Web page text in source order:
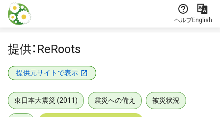
本文に飛ぶ
ヘルプEnglish
提供：ReRoots
提供元サイトで表示
東日本大震災 (2011) 震災への備え 被災状況